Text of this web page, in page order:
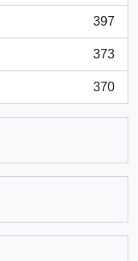
397
373
370